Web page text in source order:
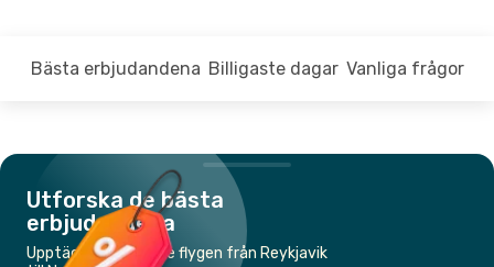
Bästa erbjudandena Billigaste dagar Vanliga frågor
Utforska de bästa
erbjudandena
Upptäck de billigaste flygen från Reykjavik